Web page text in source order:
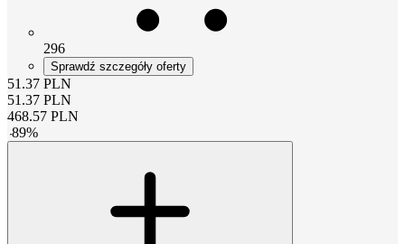
296
Sprawdź szczegóły oferty
51.37 PLN
51.37 PLN
468.57 PLN
-89%